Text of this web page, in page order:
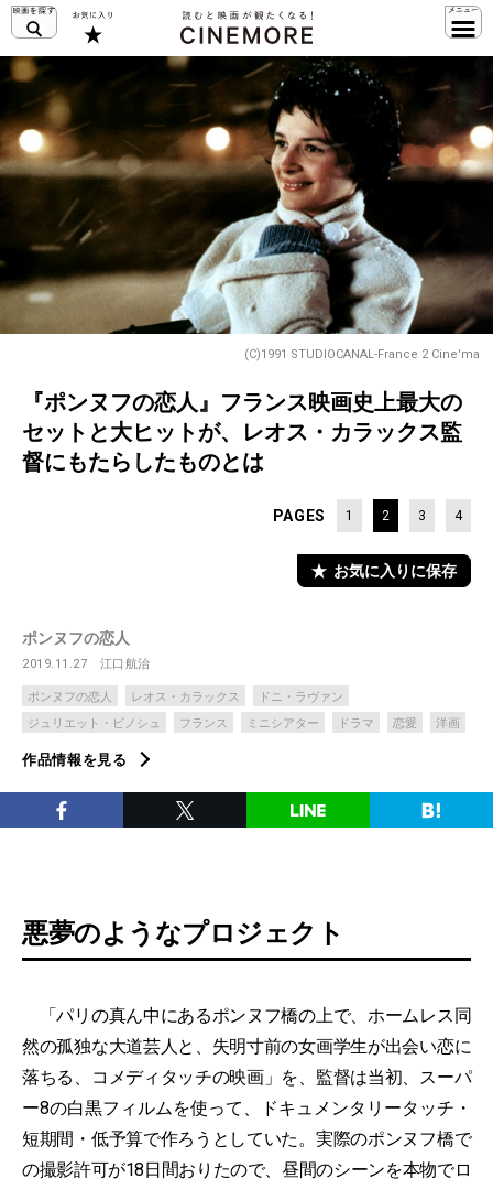
(C)1991 STUDIOCANAL-France 2 Cine'ma
『ポンヌフの恋人』フランス映画史上最大の
セットと大ヒットが、レオス・カラックス監
督にもたらしたものとは
PAGES 1 2 3 4
お気に入りに保存
ポンヌフの恋人
2019.11.27 江口航治
ポンヌフの恋人 レオス・カラックス
ドニ・ラヴァン
ジュリエット・ビノシュ
フランス ミニシアター ドラマ 恋愛 洋画
作品情報を見る
悪夢のようなプロジェクト
「パリの真ん中にあるポンヌフ橋の上で、ホームレス同
然の孤独な大道芸人と、失明寸前の女画学生が出会い恋に
落ちる、コメディタッチの映画」を、監督は当初、スーパ
ー8の白黒フィルムを使って、ドキュメンタリータッチ・
短期間・低予算で作ろうとしていた。実際のポンヌフ橋で
の撮影許可が18日間おりたので、昼間のシーンを本物でロ